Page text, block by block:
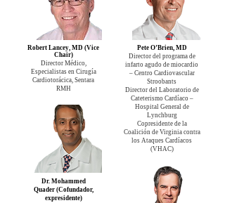
Robert Lancey, MD (Vice
Chair)
Director Médico,
Especialistas en Cirugía
Cardiotorácica, Sentara
RMH
Dr. Mohammed
Quader (Cofundador,
expresidente)
Pete O’Brien, MD
Director del programa de
infarto agudo de miocardio
– Centro Cardiovascular
Stroobants
Director del Laboratorio de
Cateterismo Cardíaco –
Hospital General de
Lynchburg
Copresidente de la
Coalición de Virginia contra
los Ataques Cardíacos
(VHAC)